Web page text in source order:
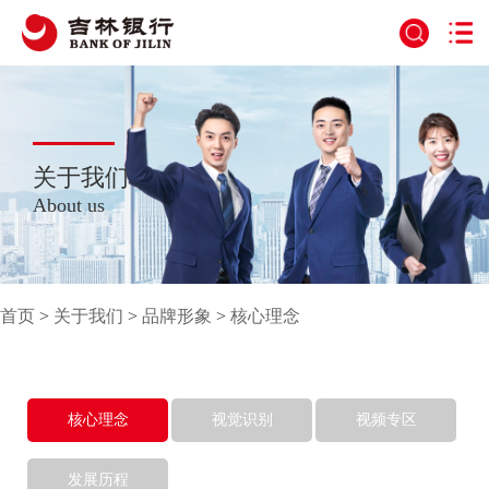
关于我们
About us
首页 > 关于我们 > 品牌形象 > 核心理念
核心理念 视觉识别 视频专区
发展历程